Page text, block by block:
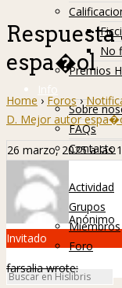
No
Premios
Info
Sobre
FAQs
Contacto
Hislibreños
Actividad
Grupos
Miembros
Foro
espa�ol
Home › Foros ›
D. Mejor autor
26 marzo, 2025 a las
Anónimo
Invitado
farsalia wrote: